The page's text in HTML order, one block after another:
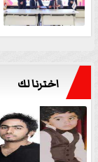
اخترنا لك